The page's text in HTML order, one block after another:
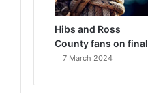
Hibs and Ross
County fans on final
7 March 2024